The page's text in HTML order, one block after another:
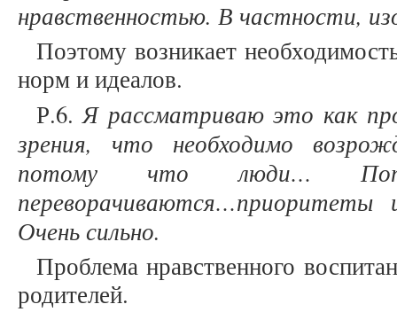
нравственностью. В частности,
Поэтому возникает
норм и идеалов.
Р.6.Я рассматриваю это как
зрения, что необходимо
потому что люди…
Очень сильно.
Проблема нравственного
родителей.